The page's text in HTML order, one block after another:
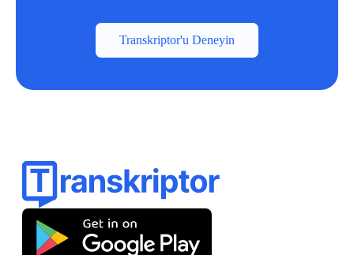
Transkriptor'u Deneyin